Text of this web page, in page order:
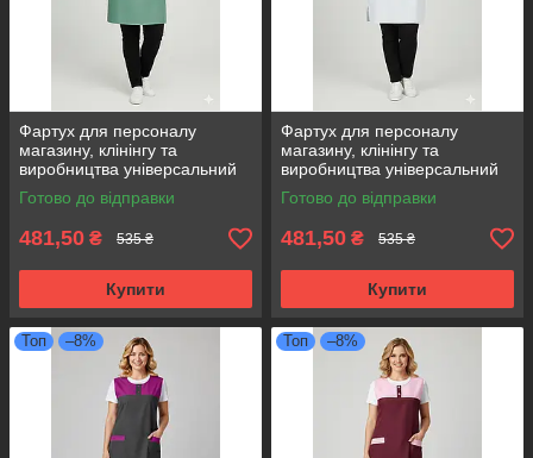
Фартух для персоналу
магазину, клінінгу та
виробництва універсальний
розмір оливковий
Готово до відправки
481,50 ₴ 535 ₴
Купити
Фартух для персоналу
магазину, клінінгу та
виробництва універсальний
розмір білий
Готово до відправки
481,50 ₴ 535 ₴
Купити
Топ –8% Топ –8%